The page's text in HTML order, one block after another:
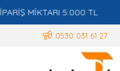
MİKTARI 5.000 TL
0530 031 61 27